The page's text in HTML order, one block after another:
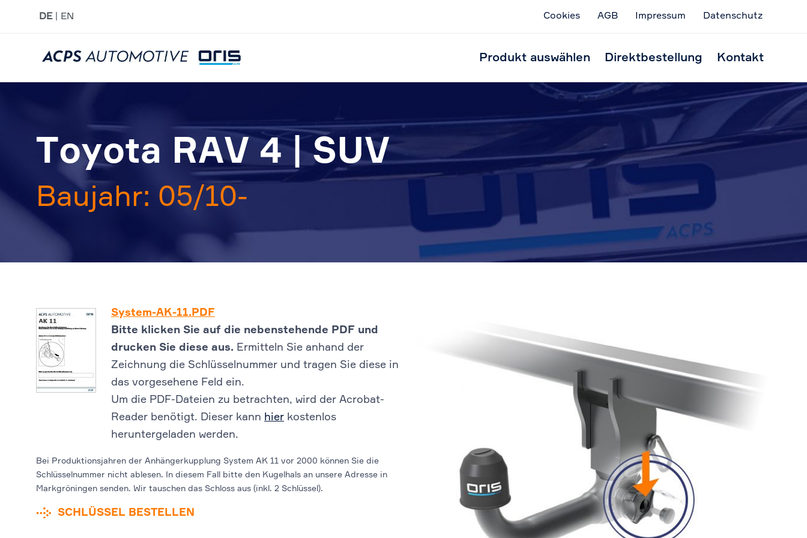
DE EN Cookies AGB Impressum Datenschutz
Produkt auswählen Direktbestellung Kontakt
Toyota RAV 4 | SUV
Baujahr: 05/10-
System-AK-11.PDF
Bitte klicken Sie auf die nebenstehende PDF und
drucken Sie diese aus. Ermitteln Sie anhand der
Zeichnung die Schlüsselnummer und tragen Sie diese in
das vorgesehene Feld ein.
Um die PDF-Dateien zu betrachten, wird der Acrobat-
Reader benötigt. Dieser kann hier kostenlos
heruntergeladen werden.
Bei Produktionsjahren der Anhängerkupplung System AK 11 vor 2000 können Sie die
Schlüsselnummer nicht ablesen. In diesem Fall bitte den Kugelhals an unsere Adresse in
Markgröningen senden. Wir tauschen das Schloss aus (inkl. 2 Schlüssel).
SCHLÜSSEL BESTELLEN